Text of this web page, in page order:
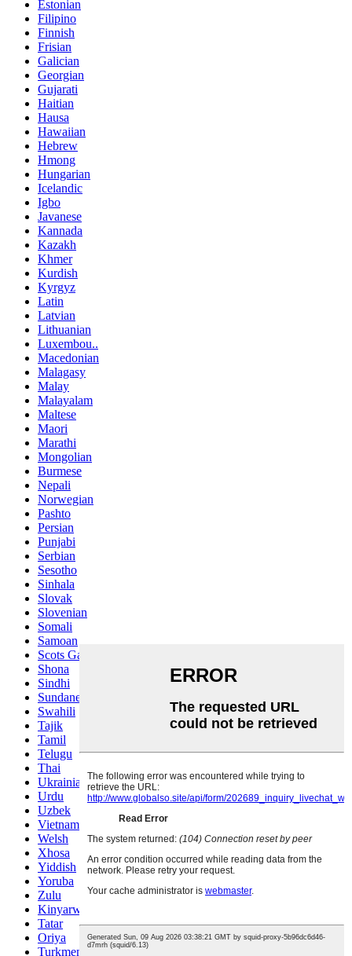
Estonian
Filipino
Finnish
Frisian
Galician
Georgian
Gujarati
Haitian
Hausa
Hawaiian
Hebrew
Hmong
Hungarian
Icelandic
Igbo
Javanese
Kannada
Kazakh
Khmer
Kurdish
Kyrgyz
Latin
Latvian
Lithuanian
Luxembou..
Macedonian
Malagasy
Malay
Malayalam
Maltese
Maori
Marathi
Mongolian
Burmese
Nepali
Norwegian
Pashto
Persian
Punjabi
Serbian
Sesotho
Sinhala
Slovak
Slovenian
Somali
Samoan
Scots Gaelic
Shona
Sindhi
Sundanese
Swahili
Tajik
Tamil
Telugu
Thai
Ukrainian
Urdu
Uzbek
Vietnamese
Welsh
Xhosa
Yiddish
Yoruba
Zulu
Kinyarwanda
Tatar
Oriya
Turkmen